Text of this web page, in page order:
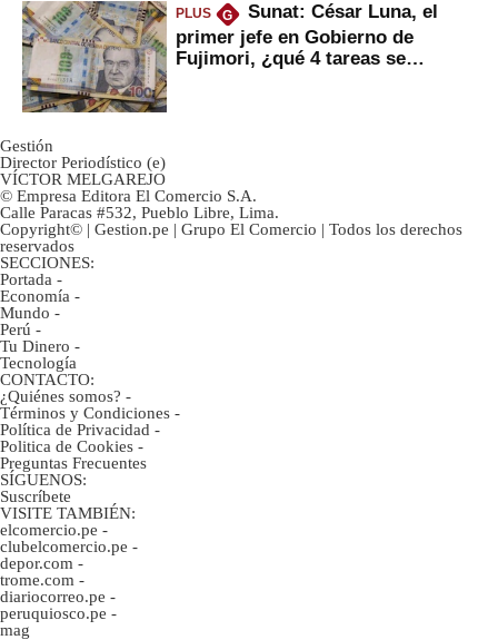
PLUS G
Sunat: César Luna, el
primer jefe en Gobierno de
Fujimori, ¿qué 4 tareas se
Gestión
Director Periodístico (e)
VÍCTOR MELGAREJO
© Empresa Editora El Comercio S.A.
Calle Paracas #532, Pueblo Libre, Lima.
Copyright© | Gestion.pe | Grupo El Comercio | Todos los derechos
reservados
SECCIONES:
Portada -
Economía -
Mundo -
Perú -
Tu Dinero -
Tecnología
CONTACTO:
¿Quiénes somos? -
Términos y Condiciones -
Política de Privacidad -
Politica de Cookies -
Preguntas Frecuentes
SÍGUENOS:
Suscríbete
VISITE TAMBIÉN:
elcomercio.pe -
clubelcomercio.pe -
depor.com -
trome.com -
diariocorreo.pe -
peruquiosco.pe -
mag